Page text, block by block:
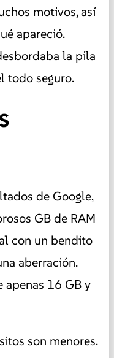
motivos, así
apareció.
la pila
todo seguro.
de Google,
GB de RAM
con un bendito
aberración.
apenas 16 GB y
son menores.